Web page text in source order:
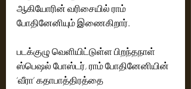
ஆகியோரின் வரிசையில் ராம்
போதினேனியும் இணைகிறார்.
படக்குழு வெளியிட்டுள்ள பிறந்தநாள்
ஸ்பெஷல் போஸ்டர், ராம் போதினேனியின்
‘வீரா’ கதாபாத்திரத்தை